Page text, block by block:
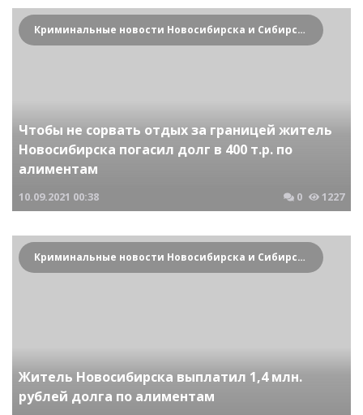
Криминальные новости Новосибирска и Сибирского региона
Чтобы не сорвать отдых за границей житель
Новосибирска погасил долг в 400 т.р. по
алиментам
10.09.2021 00:38 0 1227
Криминальные новости Новосибирска и Сибирского региона
Житель Новосибирска выплатил 1,4 млн.
рублей долга по алиментам